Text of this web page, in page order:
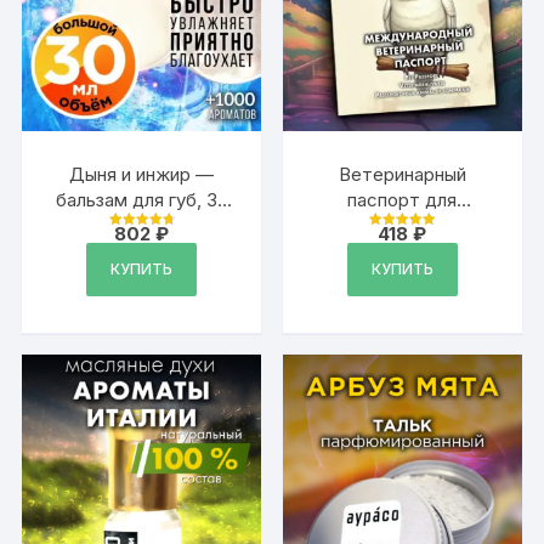
Дыня и инжир —
бальзам для губ, 30
мл
Оценка
802₽
КУПИТЬ
Ветеринарный
паспорт для
попугаев
международный
Оценка
418₽
КУПИТЬ